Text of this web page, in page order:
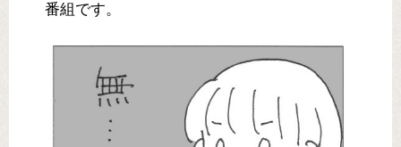
番組です。